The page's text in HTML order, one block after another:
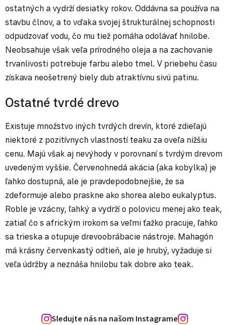
ostatných a vydrží desiatky rokov. Oddávna sa používa na
stavbu člnov, a to vďaka svojej štrukturálnej schopnosti
odpudzovať vodu, čo mu tiež pomáha odolávať hnilobe.
Neobsahuje však veľa prírodného oleja a na zachovanie
trvanlivosti potrebuje farbu alebo tmel. V priebehu času
získava neošetrený biely dub atraktívnu sivú patinu.
Ostatné tvrdé drevo
Existuje množstvo iných tvrdých drevín, ktoré zdieľajú
niektoré z pozitívnych vlastností teaku za oveľa nižšiu
cenu. Majú však aj nevýhody v porovnaní s tvrdým drevom
uvedeným vyššie. Červenohnedá akácia (aka kobylka) je
ľahko dostupná, ale je pravdepodobnejšie, že sa
zdeformuje alebo praskne ako shorea alebo eukalyptus.
Roble je vzácny, ľahký a vydrží o polovicu menej ako teak,
zatiaľ čo s africkým irokom sa veľmi ťažko pracuje, ľahko
sa trieska a otupuje drevoobrábacie nástroje. Mahagón
má krásny červenkastý odtieň, ale je hrubý, vyžaduje si
veľa údržby a neznáša hnilobu tak dobre ako teak.
Sledujte nás na našom Instagrame